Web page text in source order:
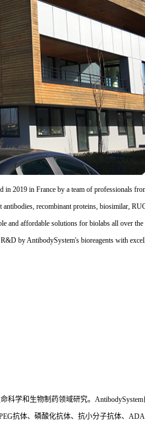
2019 in France by a team of professionals
recombinant proteins, biosimilar,
and affordable solutions for biolabs all over
by AntibodySystem's bioreagents with
科学和生物制药领域研究。
抗体、磷酸化抗体、抗小分子抗体、